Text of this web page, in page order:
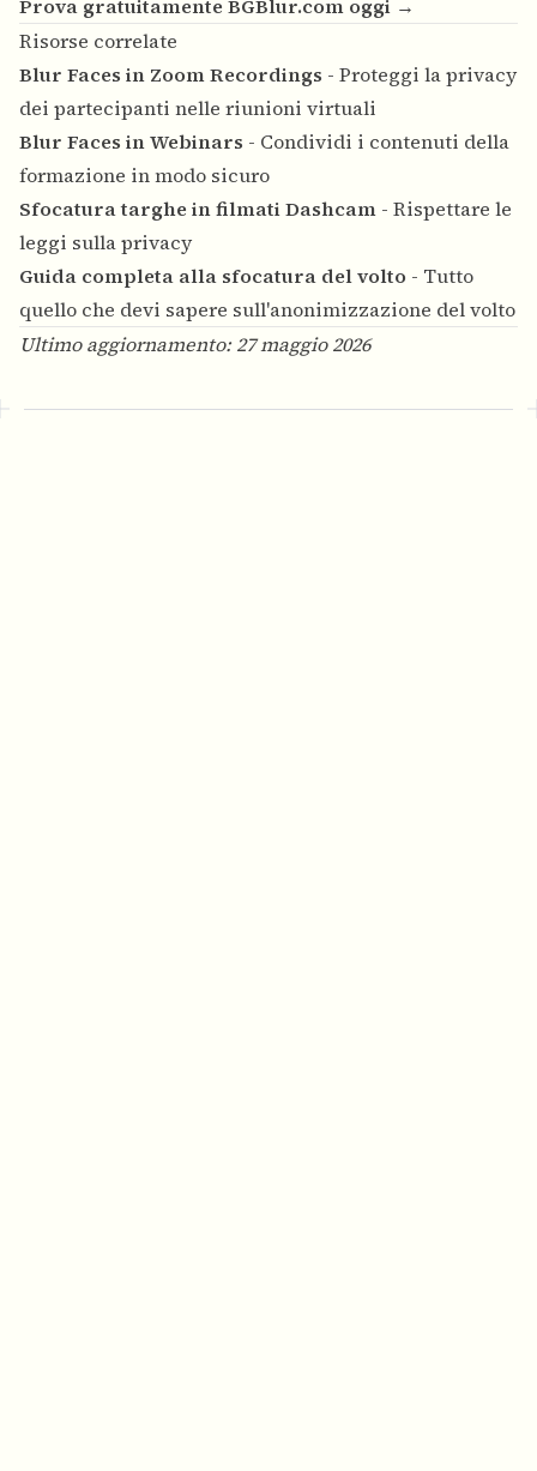
Prova gratuitamente BGBlur.com oggi →
Risorse correlate
Blur Faces in Zoom Recordings - Proteggi la privacy
dei partecipanti nelle riunioni virtuali
Blur Faces in Webinars - Condividi i contenuti della
formazione in modo sicuro
Sfocatura targhe in filmati Dashcam - Rispettare le
leggi sulla privacy
Guida completa alla sfocatura del volto - Tutto
quello che devi sapere sull'anonimizzazione del volto
Ultimo aggiornamento: 27 maggio 2026